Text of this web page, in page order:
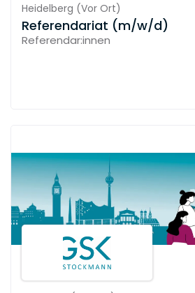
Heidelberg (Vor Ort)
Referendariat (m/w/d)
Referendar:innen